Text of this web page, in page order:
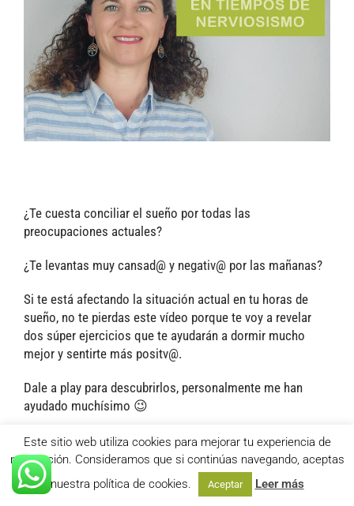
¿Te cuesta conciliar el sueño por todas las
preocupaciones actuales?
¿Te levantas muy cansad@ y negativ@ por las mañanas?
Si te está afectando la situación actual en tu horas de
sueño, no te pierdas este vídeo porque te voy a revelar
dos súper ejercicios que te ayudarán a dormir mucho
mejor y sentirte más positv@.
Dale a play para descubrirlos, personalmente me han
ayudado muchísimo 😉
Este sitio web utiliza cookies para mejorar tu experiencia de
navegación. Consideramos que si continúas navegando, aceptas
nuestra política de cookies.
Aceptar Leer más